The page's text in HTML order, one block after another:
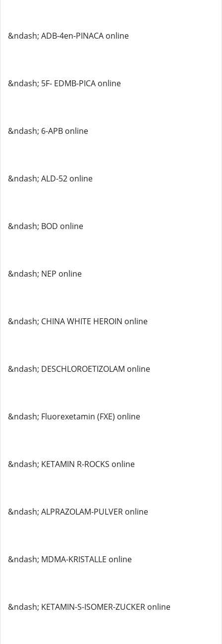
&ndash; ADB-4en-PINACA online
&ndash; 5F- EDMB-PICA online
&ndash; 6-APB online
&ndash; ALD-52 online
&ndash; BOD online
&ndash; NEP online
&ndash; CHINA WHITE HEROIN online
&ndash; DESCHLOROETIZOLAM online
&ndash; Fluorexetamin (FXE) online
&ndash; KETAMIN R-ROCKS online
&ndash; ALPRAZOLAM-PULVER online
&ndash; MDMA-KRISTALLE online
&ndash; KETAMIN-S-ISOMER-ZUCKER online